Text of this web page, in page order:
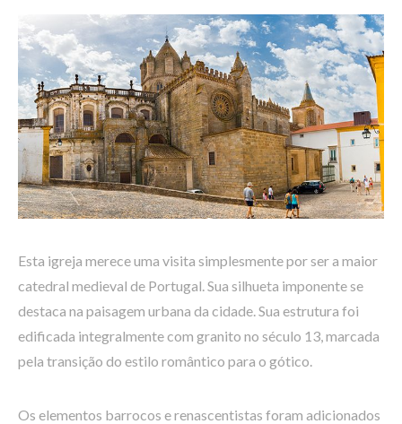
Esta igreja merece uma visita simplesmente por ser a maior
catedral medieval de Portugal. Sua silhueta imponente se
destaca na paisagem urbana da cidade. Sua estrutura foi
edificada integralmente com granito no século 13, marcada
pela transição do estilo romântico para o gótico.
Os elementos barrocos e renascentistas foram adicionados